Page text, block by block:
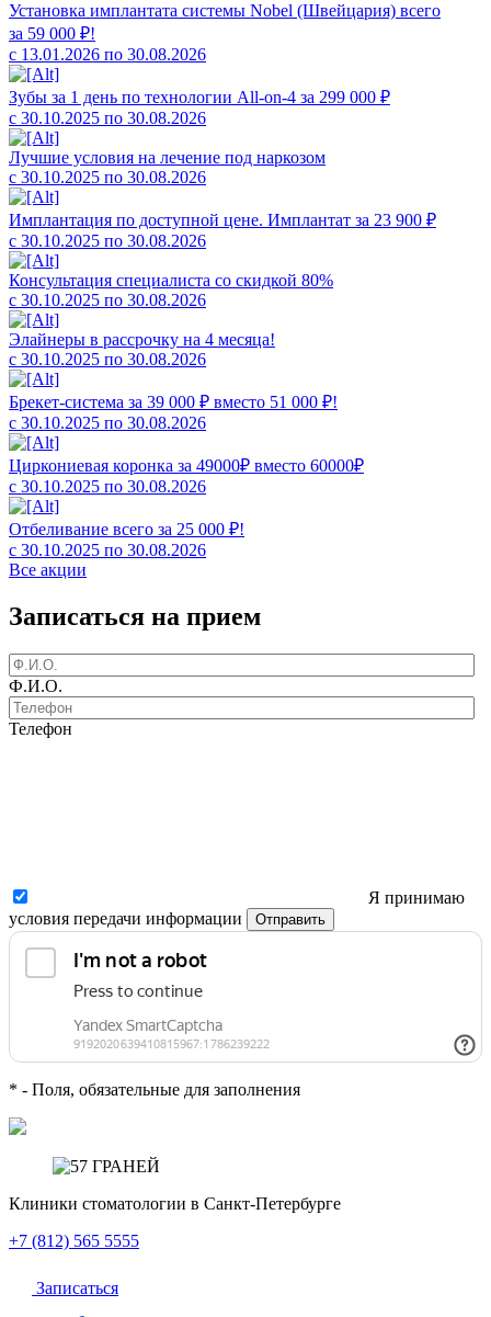
Установка имплантата системы Nobel (Швейцария) всего
за 59 000 ₽!
с 13.01.2026 по 30.08.2026
Зубы за 1 день по технологии All-on-4 за 299 000 ₽
с 30.10.2025 по 30.08.2026
Лучшие условия на лечение под наркозом
с 30.10.2025 по 30.08.2026
Имплантация по доступной цене. Имплантат за 23 900 ₽
с 30.10.2025 по 30.08.2026
Консультация специалиста со скидкой 80%
с 30.10.2025 по 30.08.2026
Элайнеры в рассрочку на 4 месяца!
с 30.10.2025 по 30.08.2026
Брекет-система за 39 000 ₽ вместо 51 000 ₽!
с 30.10.2025 по 30.08.2026
Циркониевая коронка за 49000₽ вместо 60000₽
с 30.10.2025 по 30.08.2026
Отбеливание всего за 25 000 ₽!
с 30.10.2025 по 30.08.2026
Все акции
Записаться на прием
Ф.И.О.
Телефон
Я принимаю
условия передачи информации
Отправить
* - Поля, обязательные для заполнения
Клиники стоматологии в Санкт-Петербурге
+7 (812) 565 5555
Записаться